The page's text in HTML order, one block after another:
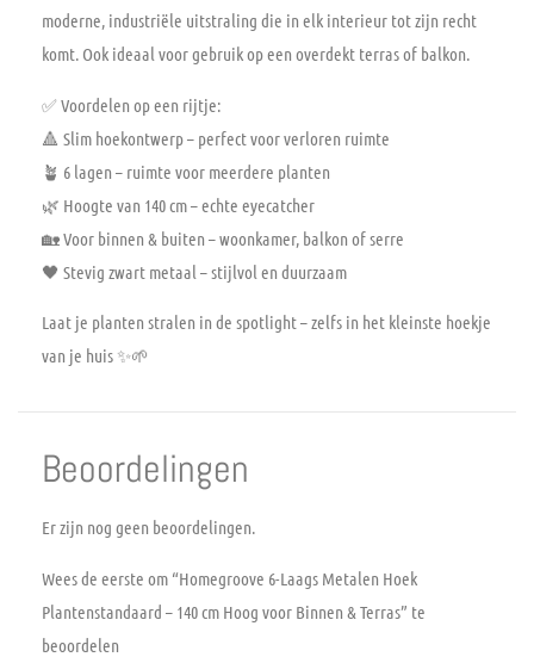
moderne, industriële uitstraling die in elk interieur tot zijn recht
komt. Ook ideaal voor gebruik op een overdekt terras of balkon.
✅ Voordelen op een rijtje:
🔺 Slim hoekontwerp – perfect voor verloren ruimte
🪴 6 lagen – ruimte voor meerdere planten
🌿 Hoogte van 140 cm – echte eyecatcher
🏡 Voor binnen & buiten – woonkamer, balkon of serre
🖤 Stevig zwart metaal – stijlvol en duurzaam
Laat je planten stralen in de spotlight – zelfs in het kleinste hoekje
van je huis ✨🌱
Beoordelingen
Er zijn nog geen beoordelingen.
Wees de eerste om “Homegroove 6-Laags Metalen Hoek
Plantenstandaard – 140 cm Hoog voor Binnen & Terras” te
beoordelen